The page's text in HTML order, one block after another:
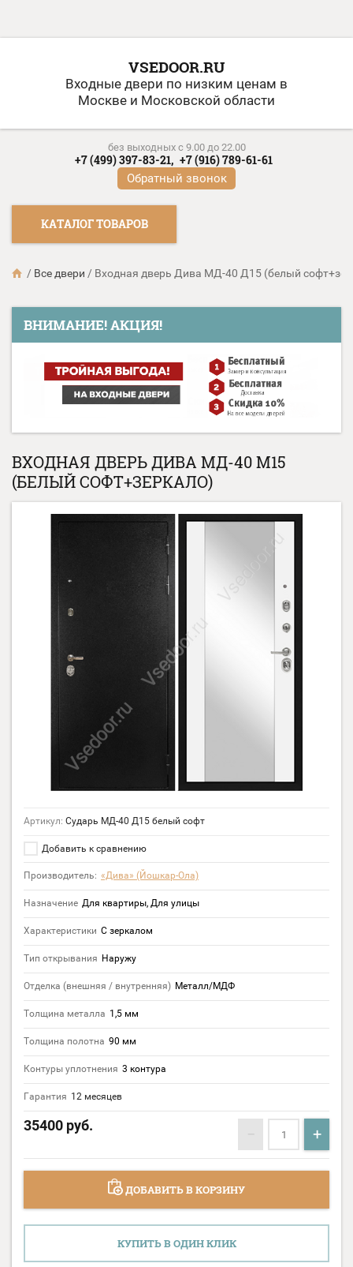
VSEDOOR.RU
Входные двери по низким ценам в
Москве и Московской области
без выходных c 9.00 до 22.00
+7 (499) 397-83-21, +7 (916) 789-61-61
Обратный звонок
КАТАЛОГ ТОВАРОВ
/ Все двери / Входная дверь Дива МД-40 Д15 (белый
ВНИМАНИЕ! АКЦИЯ!
ВХОДНАЯ ДВЕРЬ ДИВА МД-40 М15
(БЕЛЫЙ СОФТ+ЗЕРКАЛО)
Артикул: Сударь МД-40 Д15 белый софт
Добавить к сравнению
Производитель: «Дива» (Йошкар-Ола)
Назначение Для квартиры, Для улицы
Характеристики С зеркалом
Тип открывания Наружу
Отделка (внешняя / внутренняя) Металл/МДФ
Толщина металла 1,5 мм
Толщина полотна 90 мм
Контуры уплотнения 3 контура
Гарантия 12 месяцев
35400 руб. − +
ДОБАВИТЬ В КОРЗИНУ
КУПИТЬ В ОДИН КЛИК